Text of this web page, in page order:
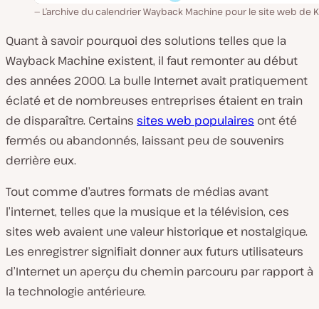
L’archive du calendrier Wayback Machine pour le site web de
Quant à savoir pourquoi des solutions telles que la
Wayback Machine existent, il faut remonter au début
des années 2000. La bulle Internet avait pratiquement
éclaté et de nombreuses entreprises étaient en train
de disparaître. Certains sites web populaires ont été
fermés ou abandonnés, laissant peu de souvenirs
derrière eux.
Tout comme d’autres formats de médias avant
l’internet, telles que la musique et la télévision, ces
sites web avaient une valeur historique et nostalgique.
Les enregistrer signifiait donner aux futurs utilisateurs
d’Internet un aperçu du chemin parcouru par rapport à
la technologie antérieure.